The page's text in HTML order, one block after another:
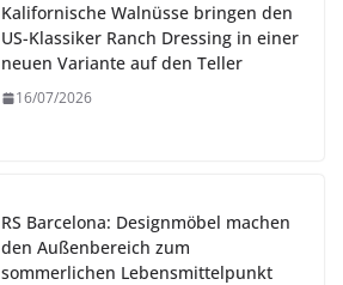
Kalifornische Walnüsse bringen den
US-Klassiker Ranch Dressing in einer
neuen Variante auf den Teller
16/07/2026
RS Barcelona: Designmöbel machen
den Außenbereich zum
sommerlichen Lebensmittelpunkt